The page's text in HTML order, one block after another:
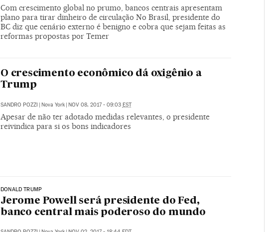
Com crescimento global no prumo, bancos centrais apresentam
plano para tirar dinheiro de circulação No Brasil, presidente do
BC diz que cenário externo é benigno e cobra que sejam feitas as
reformas propostas por Temer
O crescimento econômico dá oxigênio a
Trump
SANDRO POZZI | Nova York | NOV 08, 2017 - 09:03 EST
Apesar de não ter adotado medidas relevantes, o presidente
reivindica para si os bons indicadores
DONALD TRUMP
Jerome Powell será presidente do Fed,
banco central mais poderoso do mundo